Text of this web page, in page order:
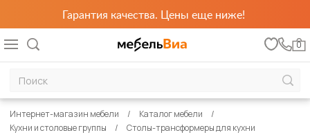
Гарантия качества. Цены еще ниже!
0
Интернет-магазин мебели
Каталог мебели
Кухни и столовые группы
Столы-трансформеры для кухни